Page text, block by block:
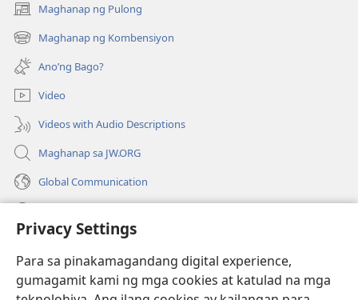
Privacy Settings
Para sa pinakamagandang digital experience,
gumagamit kami ng mga cookies at katulad na mga
Maghanap ng Pulong
(may
bubukas
na
bagong
window)
Maghanap ng Kombensiyon
(may
bubukas
na
bagong
window)
Ano’ng Bago?
Video
Videos with Audio Descriptions
Maghanap sa JW.ORG
Global Communication
(may
na
Watchtower ONLINE LIBRARY™